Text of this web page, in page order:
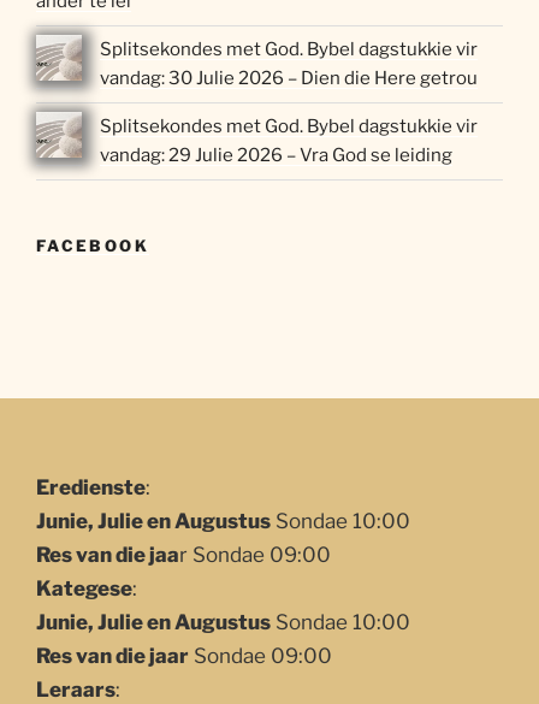
Splitsekondes met God. Bybel dagstukkie vir
vandag: 30 Julie 2026 – Dien die Here getrou
Splitsekondes met God. Bybel dagstukkie vir
vandag: 29 Julie 2026 – Vra God se leiding
FACEBOOK
Eredienste:
Junie, Julie en Augustus Sondae 10:00
Res van die jaar Sondae 09:00
Kategese:
Junie, Julie en Augustus Sondae 10:00
Res van die jaar Sondae 09:00
Leraars: